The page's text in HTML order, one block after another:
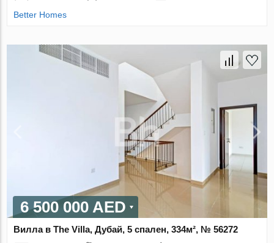
Better Homes
6 500 000 AED
Вилла в The Villa, Дубай, 5 спален, 334м², № 56272